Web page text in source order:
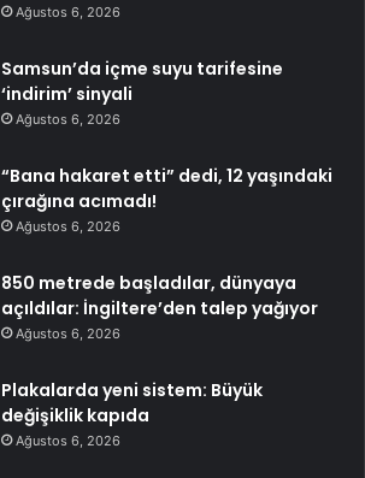
Ağustos 6, 2026
Samsun’da içme suyu tarifesine
‘indirim’ sinyali
Ağustos 6, 2026
“Bana hakaret etti” dedi, 12 yaşındaki
çırağına acımadı!
Ağustos 6, 2026
850 metrede başladılar, dünyaya
açıldılar: İngiltere’den talep yağıyor
Ağustos 6, 2026
Plakalarda yeni sistem: Büyük
değişiklik kapıda
Ağustos 6, 2026